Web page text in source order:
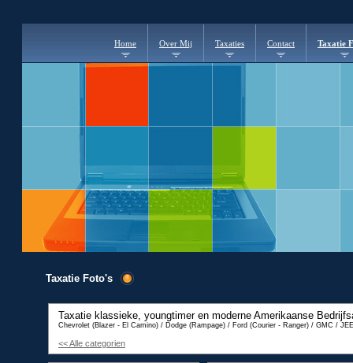
Home Over Mij Taxaties Contact Taxatie
Taxatie Foto's
Taxatie klassieke, youngtimer en moderne Amerikaanse
Chevrolet (Blazer - El Camino) / Dodge (Rampage) / Ford (Courier - Ranger) / GMC /
<< Alle categorien